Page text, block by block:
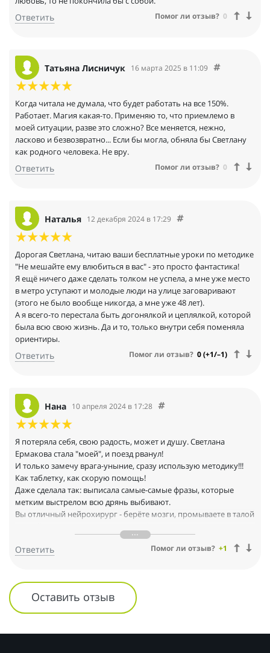
Ответить Помог ли отзыв? 0
Татьяна Лисничук 16 марта 2025 в 11:09
Когда читала не думала, что будет работать на все 150%.
Работает. Магия какая-то. Применяю то, что приемлемо в
моей ситуации, разве это сложно? Все меняется, нежно,
ласково и безвозвратно... Если бы могла, обняла бы Светлану
как родного человека. Не вру.
Ответить Помог ли отзыв? 0
Наталья 12 декабря 2024 в 17:29
Дорогая Светлана, читаю ваши бесплатные уроки по методике
"Не мешайте ему влюбиться в вас" - это просто фантастика!
Я ещё ничего даже сделать толком не успела, а мне уже место
в метро уступают и молодые люди на улице заговаривают
(этого не было вообще никогда, а мне уже 48 лет).
А я всего-то перестала быть догонялкой и цеплялкой, которой
была всю свою жизнь. Да и то, только внутри себя поменяла
ориентиры.
Ответить Помог ли отзыв? 0 (+1/–1)
Нана 10 апреля 2024 в 17:28
Я потеряла себя, свою радость, может и душу. Светлана
Ермакова стала "моей", и поезд рванул!
И только замечу врага-уныние, сразу использую методику!!!
Как таблетку, как скорую помощь!
Даже сделала так: выписала самые-самые фразы, которые
метким выстрелом всю дрянь выбивают.
Вы отличный нейрохирург - берёте мозги, промываете в талой
Буквально ваши книги ЕЛА!! Ела, ела!!! Менялась, менялась,
жить захотелось!!! Жить.
Ответить Помог ли отзыв? +1
Оставить отзыв